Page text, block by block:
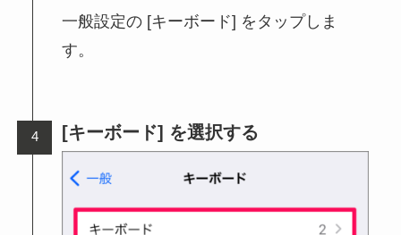
一般設定の [キーボード] をタップしま
す。
[キーボード] を選択する